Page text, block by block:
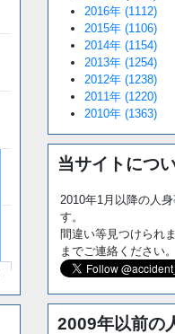
2016年 (1112)
2015年 (1106)
2014年 (1154)
2013年 (1254)
2012年 (1238)
2011年 (1220)
2010年 (1363)
当サイトにつ
2010年1月以降の人
す。
間違い等見つけられ
までご連絡ください。
2009年以前の